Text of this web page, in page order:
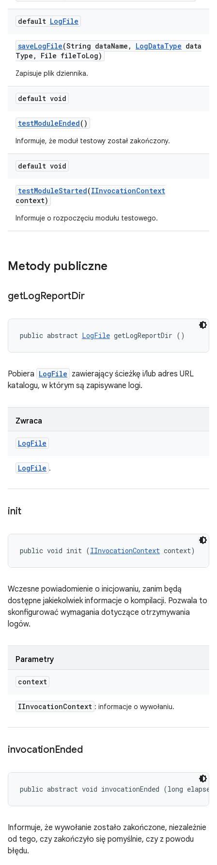
default LogFile
saveLogFile(String dataName , LogDataType data
Type , File fileToLog)
Zapisuje plik dziennika.
default void
testModuleEnded()
Informuje, że moduł testowy został zakończony.
default void
testModuleStarted(IInvocationContext
context)
Informuje o rozpoczęciu modułu testowego.
Metody publiczne
getLogReportDir
public abstract LogFile getLogReportDir ()
Pobiera LogFile zawierający ścieżkę i/lub adres URL
katalogu, w którym są zapisywane logi.
Zwraca
LogFile
LogFile .
init
public void init (IInvocationContext context)
Wczesne powiadomienie o inicjowaniu, zanim będą
dostępne jakiekolwiek informacje o kompilacji. Pozwala to
skonfigurować wymagania dotyczące otrzymywania
logów.
Parametry
context
IInvocationContext : informacje o wywołaniu.
invocationEnded
public abstract void invocationEnded (long
Informuje, że wywołanie zostało zakończone, niezależnie
od tego, czy zakończyło się pomyślnie, czy z powodu
błędu.